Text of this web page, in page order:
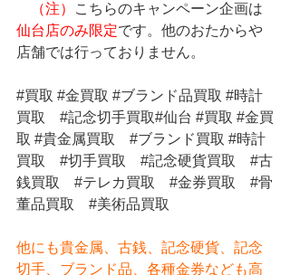
（注）
こちらのキャンペーン企画は
仙台店のみ限定です。他のおたからや
店舗では行っておりません。
#買取 #金買取 #ブランド品買取 #時計
買取
#記念切手買取#仙台 #買取 #金買
取 #貴金属買取 #ブランド買取 #時計
買取
#切手買取 #記念硬貨買取
#古
銭買取
#テレカ買取 #金券買取
#骨
董品買取
#美術品買取
他にも貴金属、古銭、記念硬貨、記念
切手、ブランド品、各種金券なども高